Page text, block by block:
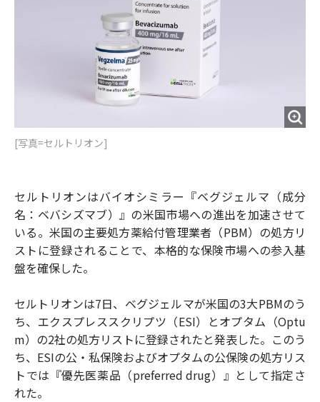
[写真=セルトリオン]
セルトリオンはバイオシミラー『ベグジェルマ（成分
名：ベバシズマブ）』の米国市場への進出を加速させて
いる。米国の主要処方薬給付管理業者（PBM）の処方リ
ストに登録されることで、本格的な保険市場への参入基
盤を確保した。
セルトリオンは7日、ベグジェルマが米国の3大PBMのう
ち、エクスプレススクリプツ（ESI）とオプタム（Optu
m）の2社の処方リストに登録されたと発表した。このう
ち、ESIの公・私保険およびオプタムの公保険の処方リス
トでは『優先医薬品（preferred drug）』として指定さ
れた。